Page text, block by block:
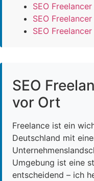
SEO
SEO
SEO
SEO
vor Ort
Freelance ist ein
Deutschland mit
Umgebung ist eine
entscheidend – ich